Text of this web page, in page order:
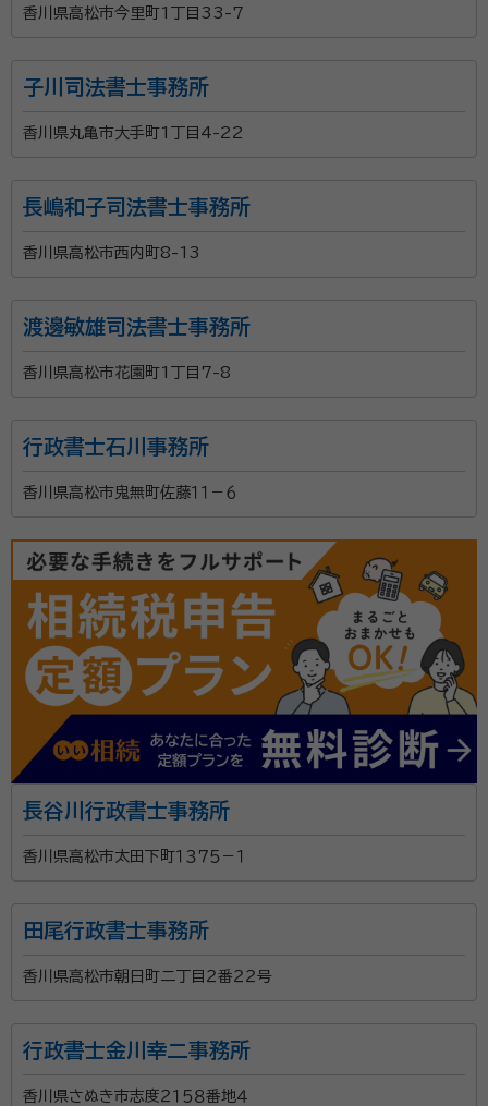
香川県高松市今里町1丁目33-7
子川司法書士事務所
香川県丸亀市大手町1丁目4-22
長嶋和子司法書士事務所
香川県高松市西内町8-13
渡邊敏雄司法書士事務所
香川県高松市花園町1丁目7-8
行政書士石川事務所
香川県高松市鬼無町佐藤１１－６
長谷川行政書士事務所
香川県高松市太田下町１３７５－１
田尾行政書士事務所
香川県高松市朝日町二丁目２番２２号
行政書士金川幸二事務所
香川県さぬき市志度２１５８番地４